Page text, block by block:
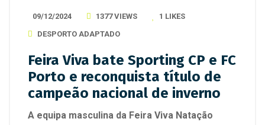
09/12/2024 1377 VIEWS 1 LIKES
DESPORTO ADAPTADO
Feira Viva bate Sporting CP e FC
Porto e reconquista título de
campeão nacional de inverno
A equipa masculina da Feira Viva Natação